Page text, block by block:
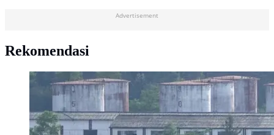
Advertisement
Rekomendasi